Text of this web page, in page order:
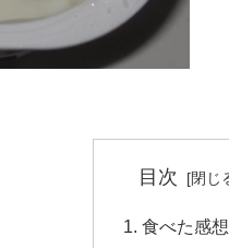
目次
食べた感想